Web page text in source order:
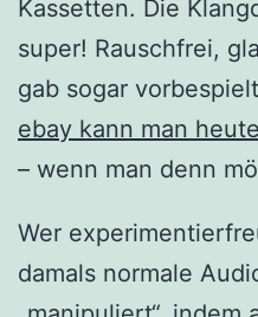
Kassetten. Die
super! Rauschfrei,
gab sogar
ebay kann man
– wenn man denn
Wer
damals normale